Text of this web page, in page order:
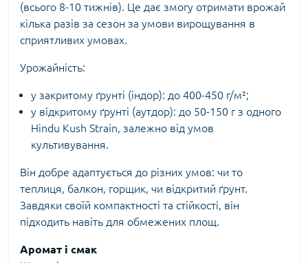
(всього 8-10 тижнів). Це дає змогу отримати врожай
кілька разів за сезон за умови вирощування в
сприятливих умовах.
Урожайність:
у закритому ґрунті (індор): до 400-450 г/м²;
у відкритому ґрунті (аутдор): до 50-150 г з одного
Hindu Kush Strain, залежно від умов
культивування.
Він добре адаптується до різних умов: чи то
теплиця, балкон, горщик, чи відкритий ґрунт.
Завдяки своїй компактності та стійкості, він
підходить навіть для обмежених площ.
Аромат і смак